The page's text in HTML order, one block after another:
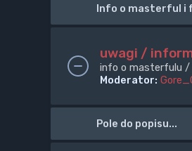
Info o masterful i
uwagi /
info o masterfulu /
Moderator:
Pole do popisu...